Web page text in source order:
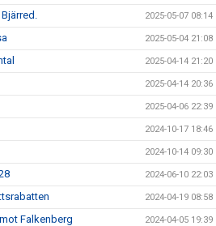
2025-05-07 08:14
2025-05-04 21:08
2025-04-14 21:20
2025-04-14 20:36
2025-04-06 22:39
2024-10-17 18:46
2024-10-14 09:30
2024-06-10 22:03
2024-04-19 08:58
Falkenberg 2024-04-05 19:39